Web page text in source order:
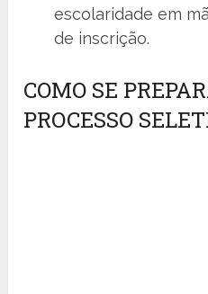
escolaridade em
de inscrição.
COMO SE
PROCESSO